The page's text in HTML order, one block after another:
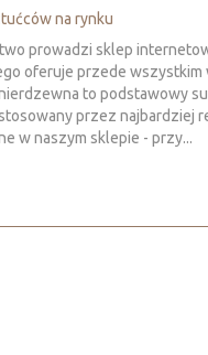
na rynku
prowadzi sklep
oferuje przede wszystkim
to podstawowy
przez najbardziej
w naszym sklepie - przy...